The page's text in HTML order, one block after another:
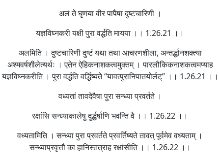
अलं ते घृणया वीर पापैषा दुष्टचारिणी ।
यज्ञविघ्नकरी यक्षी पुरा वर्द्धति मायया ।। 1.26.21 ।।
अलमिति । दुष्टचारिणी दुष्टं यथा तथा आचरणशीला, अन्तर्द्धानशक्त्या
अश्मवर्षशीलेत्यर्थः । एतेन ऐहिकनाशकत्वमुक्तम् । पारलौकिकनाशकत्वमप्याह
यज्ञविघ्नकरीति । पुरा वर्द्धति वर्द्धिष्यते “यावत्पुरानिपातयोर्लट्” ।। 1.26.21 ।।
वध्यतां तावदेवैषा पुरा सन्ध्या प्रवर्तते ।
रक्षांसि सन्ध्याकालेषु दुर्द्धर्षाणि भवन्ति वै ।। 1.26.22 ।।
वध्यतामिति । सन्ध्या पुरा प्रवर्तते प्रवर्तिष्यते तावत् पूर्वमेव वध्यताम् ।
सन्ध्याप्रवृत्तौ का हानिस्तत्राह रक्षांसीति ।। 1.26.22 ।।